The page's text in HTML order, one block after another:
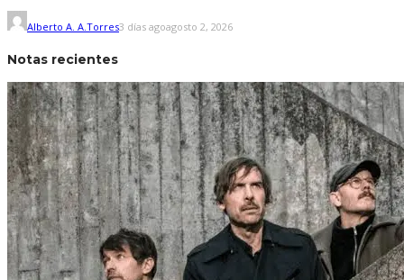
Alberto A. A.Torres3 días agoagosto 2, 2026
Notas recientes